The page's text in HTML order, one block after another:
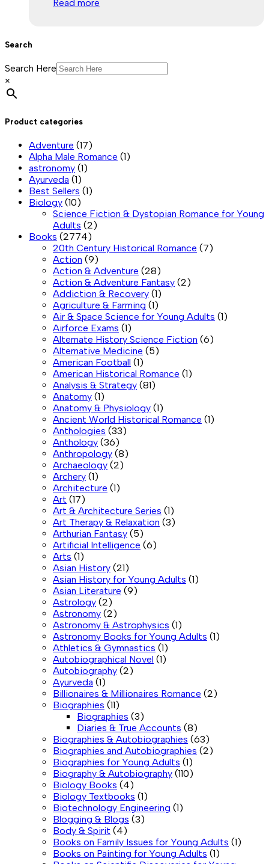
Read more
Search
Search Here
×
Product categories
Adventure (17)
Alpha Male Romance (1)
astronomy (1)
Ayurveda (1)
Best Sellers (1)
Biology (10)
Science Fiction & Dystopian Romance for Young
Adults (2)
Books (2774)
20th Century Historical Romance (7)
Action (9)
Action & Adventure (28)
Action & Adventure Fantasy (2)
Addiction & Recovery (1)
Agriculture & Farming (1)
Air & Space Science for Young Adults (1)
Airforce Exams (1)
Alternate History Science Fiction (6)
Alternative Medicine (5)
American Football (1)
American Historical Romance (1)
Analysis & Strategy (81)
Anatomy (1)
Anatomy & Physiology (1)
Ancient World Historical Romance (1)
Anthologies (33)
Anthology (36)
Anthropology (8)
Archaeology (2)
Archery (1)
Architecture (1)
Art (17)
Art & Architecture Series (1)
Art Therapy & Relaxation (3)
Arthurian Fantasy (5)
Artificial Intelligence (6)
Arts (1)
Asian History (21)
Asian History for Young Adults (1)
Asian Literature (9)
Astrology (2)
Astronomy (2)
Astronomy & Astrophysics (1)
Astronomy Books for Young Adults (1)
Athletics & Gymnastics (1)
Autobiographical Novel (1)
Autobiography (2)
Ayurveda (1)
Billionaires & Millionaires Romance (2)
Biographies (11)
Biographies (3)
Diaries & True Accounts (8)
Biographies & Autobiographies (63)
Biographies and Autobiographies (2)
Biographies for Young Adults (1)
Biography & Autobiography (110)
Biology Books (4)
Biology Textbooks (1)
Biotechnology Engineering (1)
Blogging & Blogs (3)
Body & Spirit (4)
Books on Family Issues for Young Adults (1)
Books on Painting for Young Adults (1)